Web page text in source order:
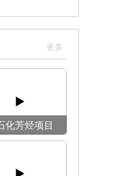
化芳烃项目
场热火朝天